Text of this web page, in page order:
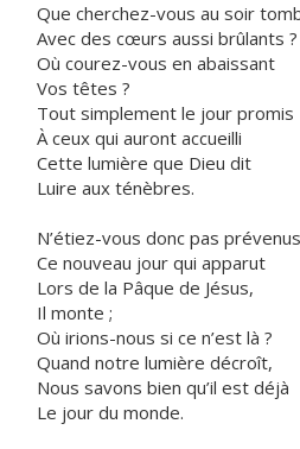
Que cherchez-vous au soir
Avec des cœurs aussi brûlants ?
Où courez-vous en abaissant
Vos têtes ?
Tout simplement le jour promis
À ceux qui auront accueilli
Cette lumière que Dieu dit
Luire aux ténèbres.
N’étiez-vous donc pas
Ce nouveau jour qui apparut
Lors de la Pâque de Jésus,
Il monte ;
Où irions-nous si ce n’est là ?
Quand notre lumière décroît,
Nous savons bien qu’il est déjà
Le jour du monde.